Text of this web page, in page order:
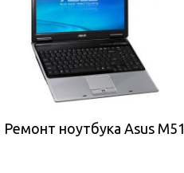
Ремонт ноутбука Asus M51